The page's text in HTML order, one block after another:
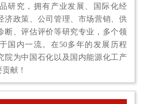
研究，拥有产业发展、国际化经
济政策、公司管理、市场营销、供
断、评估评价等研究专业，多个领
国内一流。在50多年的发展历程
院为中国石化以及国内能源化工产
献！